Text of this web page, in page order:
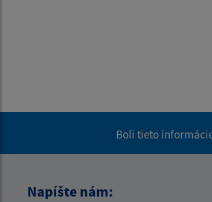
Boli tieto
Napíšte nám: